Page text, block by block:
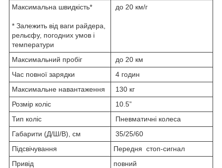
Максимальна швидкість*
* Залежить від ваги райдера,
рельєфу, погодних умов і
температури
до 20 км/г
Максимальний пробіг
до 20 км
Час повної зарядки
4 годин
Максимальне навантаження
130 кг
Розмір коліс
10.5”
Тип коліс
Пневматичні колеса
Габарити (Д/Ш/В), см
35/25/60
Підсвічування
Передня стоп-сигнал
Привід
повний